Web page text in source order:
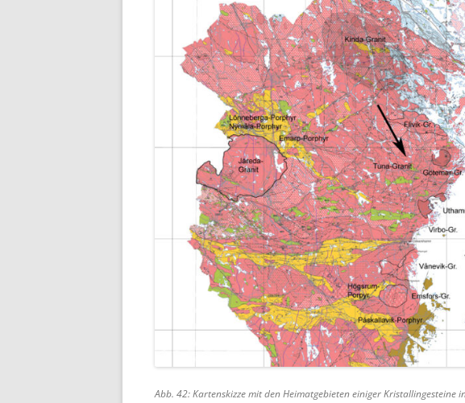
Abb. 42: Kartenskizze mit den Heimatgebieten einiger Kristallingesteine